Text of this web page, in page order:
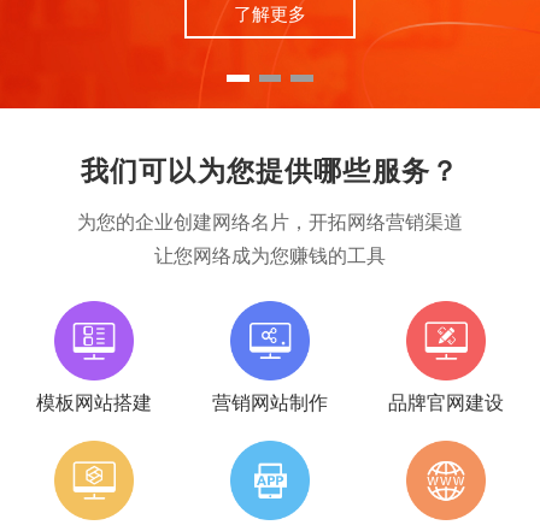
了解更多
我们可以为您提供哪些服务？
为您的企业创建网络名片，开拓网络营销渠道
让您网络成为您赚钱的工具
模板网站搭建 营销网站制作 品牌官网建设